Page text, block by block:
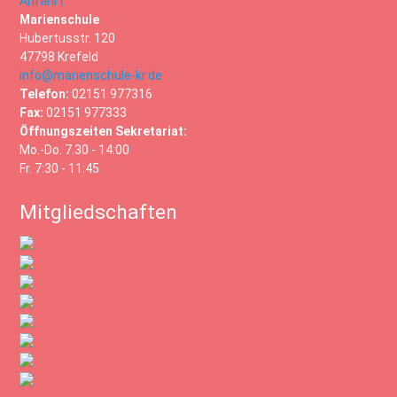
Marienschule
Hubertusstr. 120
47798 Krefeld
info@marienschule-kr.de
Telefon: 02151 977316
Fax: 02151 977333
Öffnungszeiten Sekretariat:
Mo.-Do. 7.30 - 14:00
Fr. 7:30 - 11:45
Mitgliedschaften